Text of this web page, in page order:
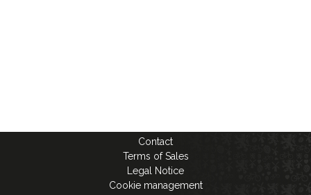
Contact
Terms of Sales
Legal Notice
Cookie management